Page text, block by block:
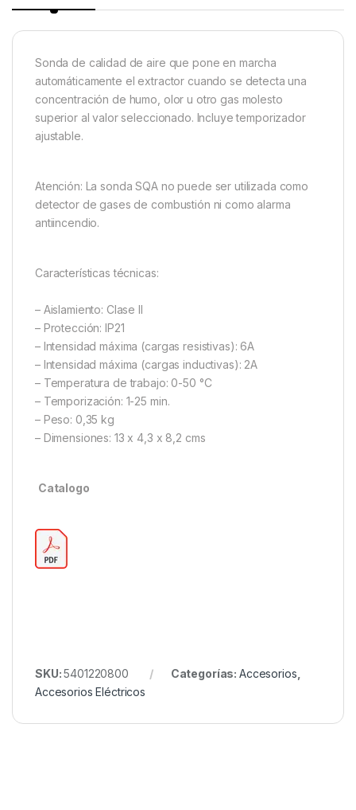
Sonda de calidad de aire que pone en marcha
automáticamente el extractor cuando se detecta una
concentración de humo, olor u otro gas molesto
superior al valor seleccionado. Incluye temporizador
ajustable.
Atención: La sonda SQA no puede ser utilizada como
detector de gases de combustión ni como alarma
antiincendio.
Características técnicas:
– Aislamiento: Clase II
– Protección: IP21
– Intensidad máxima (cargas resistivas): 6A
– Intensidad máxima (cargas inductivas): 2A
– Temperatura de trabajo: 0-50 °C
– Temporización: 1-25 min.
– Peso: 0,35 kg
– Dimensiones: 13 x 4,3 x 8,2 cms
Catalogo
SKU:5401220800 Categorías: Accesorios
Accesorios Eléctricos